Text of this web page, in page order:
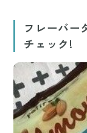
フレーバー
チェック!